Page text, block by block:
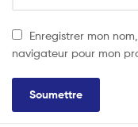
Enregistrer mon
navigateur pour mon